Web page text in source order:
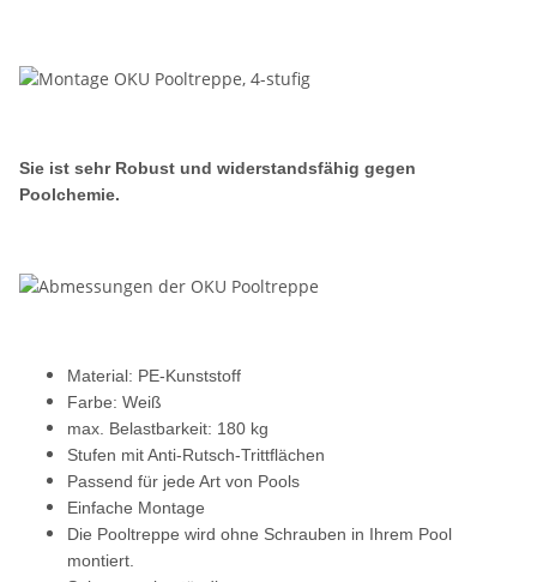
Sie ist sehr Robust und widerstandsfähig gegen
Poolchemie.
Material: PE-Kunststoff
Farbe: Weiß
max. Belastbarkeit: 180 kg
Stufen mit Anti-Rutsch-Trittflächen
Passend für jede Art von Pools
Einfache Montage
Die Pooltreppe wird ohne Schrauben in Ihrem Pool
montiert.